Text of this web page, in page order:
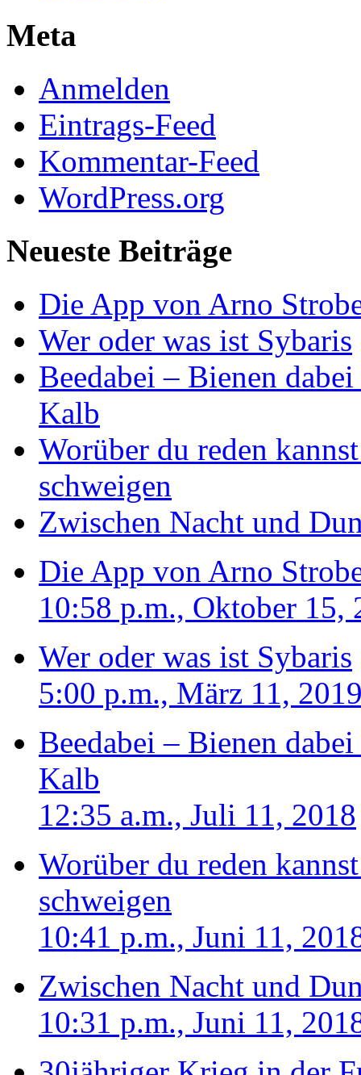
Meta
Anmelden
Eintrags-Feed
Kommentar-Feed
WordPress.org
Neueste Beiträge
Die App von Arno
Wer oder was ist Sybaris
Beedabei – Bienen
Kalb
Worüber du reden
schweigen
Zwischen Nacht und
Die App von Arno
10:58 p.m., Oktober 15,
Wer oder was ist Sybaris
5:00 p.m., März 11,
Beedabei – Bienen
Kalb
12:35 a.m., Juli 11, 2018
Worüber du reden
schweigen
10:41 p.m., Juni 11,
Zwischen Nacht und
10:31 p.m., Juni 11,